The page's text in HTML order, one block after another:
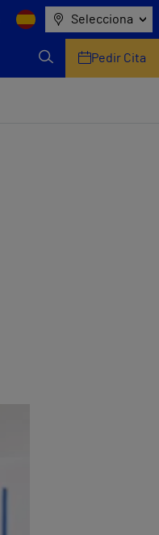
Selecciona
Pedir Cita